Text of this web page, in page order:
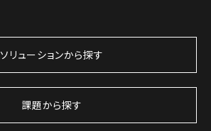
ソリューションから探す
課題から探す